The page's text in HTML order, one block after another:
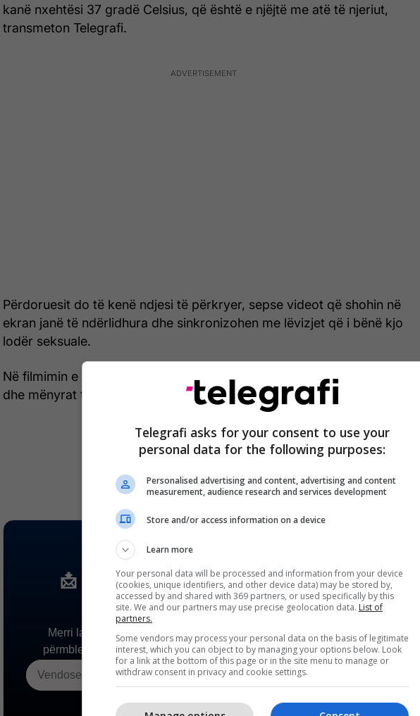
kanë nxehtësi 37 gradë Celsius, që është e njëjtë me atë të njeriut,
transmeton Telegrafi.
Përdoruesit do të kenë ndjesi të përkryer, sepse videot që shohin në
ekran janë të ndërlidhura dhe sinkronizohen me lëvizjet që i bënë kjo
lodër seksuale.
Në filmimin e postuar më poshtë, mund të shihni se si funksionon
dhe mënyrat tjera që mund të përdoret. /Telegrafi/
Telegrafi asks for your consent to use your
personal data for the following purposes:
Personalised advertising and content, advertising and content
measurement, audience research and services development
Store and/or access information on a device
Learn more
Your personal data will be processed and information from your device
(cookies, unique identifiers, and other device data) may be stored by,
accessed by and shared with 369 partners, or used specifically by this
site. We and our partners may use precise geolocation data. List of
partners.
Some vendors may process your personal data on the basis of legitimate
interest, which you can object to by managing your options below. Look
for a link at the bottom of this page or in the site menu to manage or
withdraw consent in privacy and cookie settings.